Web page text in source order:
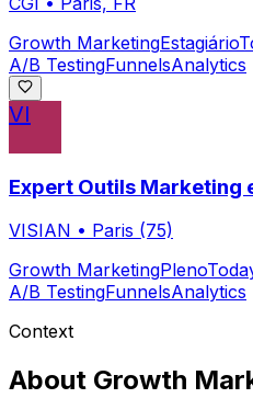
Growth MarketingEstagiário
A/B TestingFunnelsAnalytics
VI
Expert Outils Marketing
VISIAN • Paris (75)
Growth MarketingPleno
A/B TestingFunnelsAnalytics
Context
About Growth